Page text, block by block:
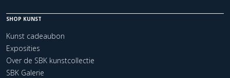
SHOP KUNST
Kunst cadeaubon
Exposities
Over de SBK kunstcollectie
SBK Galerie